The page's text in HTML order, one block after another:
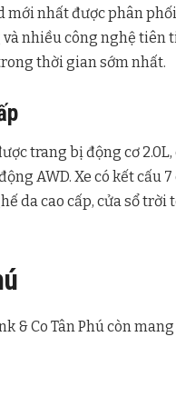
nhất được phân phối
nhiều công nghệ tiên
thời gian sớm nhất.
trang bị động cơ
AWD. Xe có kết cấu
da cao cấp, cửa sổ trời
& Co Tân Phú còn